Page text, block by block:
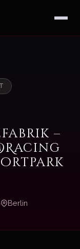
–
Berlin